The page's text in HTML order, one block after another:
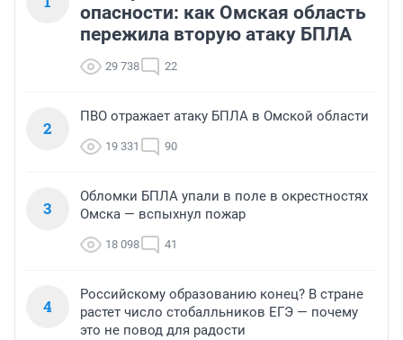
опасности: как Омская область
пережила вторую атаку БПЛА
29 738 22
2
ПВО отражает атаку БПЛА в Омской области
19 331 90
3
Обломки БПЛА упали в поле в окрестностях
Омска — вспыхнул пожар
18 098 41
4
Российскому образованию конец? В стране
растет число стобалльников ЕГЭ — почему
это не повод для радости